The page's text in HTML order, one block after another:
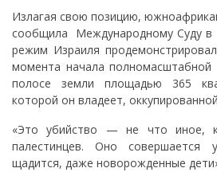
Излагая свою позицию,
сообщила
Международному Суду в
режим Израиля
момента начала полномасштабной
полосе земли площадью 365
которой он владеет,
«Это убийство — не что иное,
палестинцев. Оно совершается
щадится, даже новорожденные